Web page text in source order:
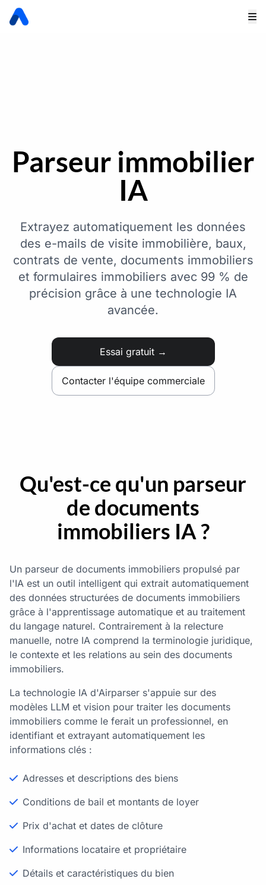
Parseur immobilier
IA
Extrayez automatiquement les données
des e-mails de visite immobilière, baux,
contrats de vente, documents immobiliers
et formulaires immobiliers avec 99 % de
précision grâce à une technologie IA
avancée.
Essai gratuit →
Contacter l'équipe commerciale
Qu'est-ce qu'un parseur
de documents
immobiliers IA ?
Un parseur de documents immobiliers propulsé par
l'IA est un outil intelligent qui extrait automatiquement
des données structurées de documents immobiliers
grâce à l'apprentissage automatique et au traitement
du langage naturel. Contrairement à la relecture
manuelle, notre IA comprend la terminologie juridique,
le contexte et les relations au sein des documents
immobiliers.
La technologie IA d'Airparser s'appuie sur des
modèles LLM et vision pour traiter les documents
immobiliers comme le ferait un professionnel, en
identifiant et extrayant automatiquement les
informations clés :
Adresses et descriptions des biens
Conditions de bail et montants de loyer
Prix d'achat et dates de clôture
Informations locataire et propriétaire
Détails et caractéristiques du bien